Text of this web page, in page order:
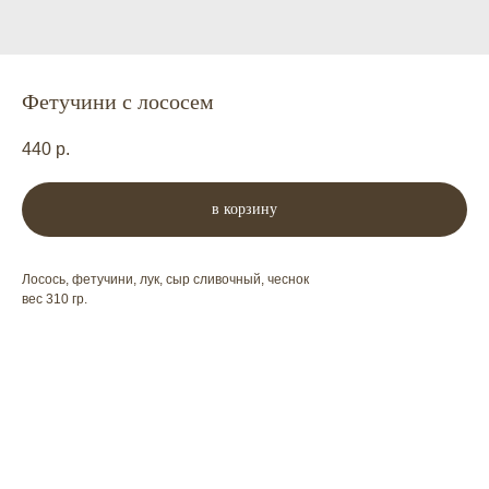
Фетучини с лососем
440 р.
в корзину
Лосось, фетучини, лук, сыр сливочный, чеснок
вес 310 гр.